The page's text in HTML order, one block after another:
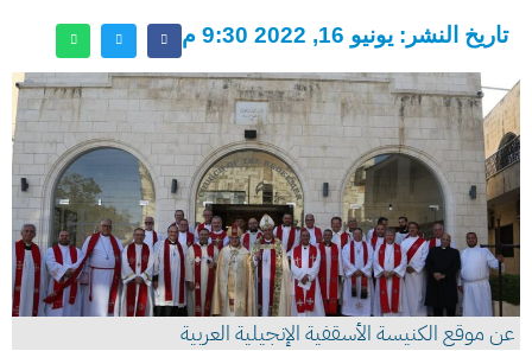
تاريخ النشر: يونيو 16, 2022 9:30 م
عن موقع الكنيسة الأسقفية الإنجيلية العربية